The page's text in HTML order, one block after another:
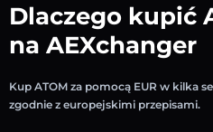
Dlaczego kupić
na AEXchanger
Kup ATOM za pomocą EUR w kilka
zgodnie z europejskimi przepisami.